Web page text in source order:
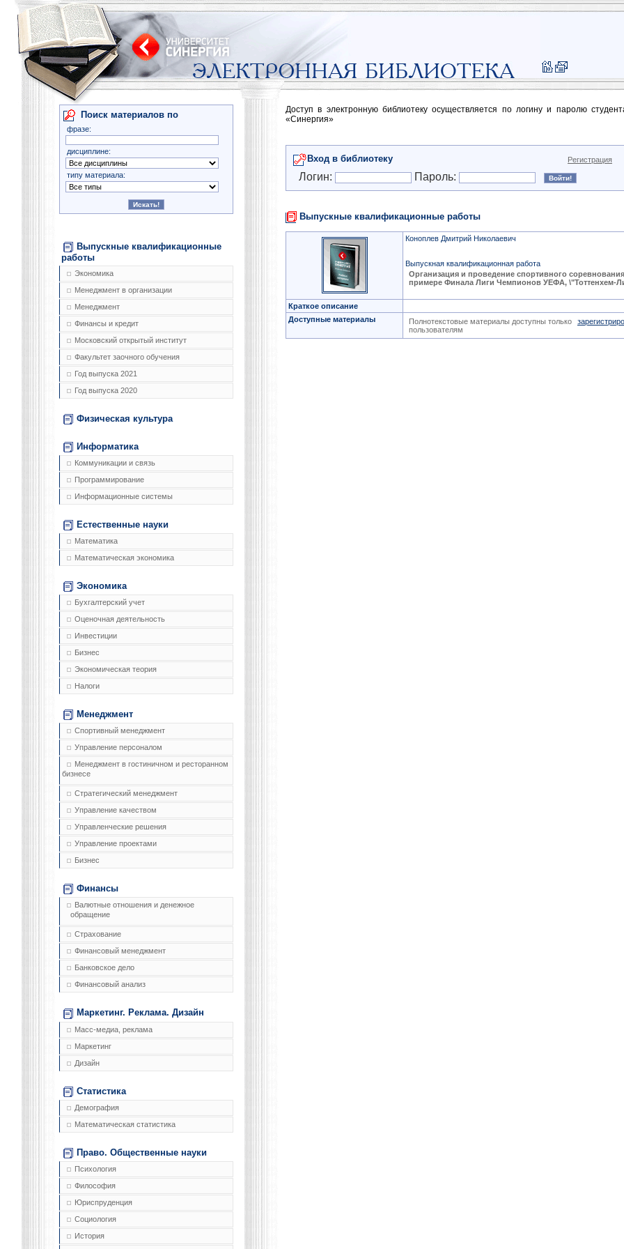
Поиск материалов по
фразе:
дисциплине:
типу материала:
Выпускные квалификационные
работы
Экономика
Менеджмент в организации
Менеджмент
Финансы и кредит
Московский открытый институт
Факультет заочного обучения
Год выпуска 2021
Год выпуска 2020
Физическая культура
Информатика
Коммуникации и связь
Программирование
Информационные системы
Естественные науки
Математика
Математическая экономика
Экономика
Бухгалтерский учет
Оценочная деятельность
Инвестиции
Бизнес
Экономическая теория
Налоги
Менеджмент
Спортивный менеджмент
Управление персоналом
Менеджмент в гостиничном и ресторанном
бизнесе
Стратегический менеджмент
Управление качеством
Управленческие решения
Управление проектами
Бизнес
Финансы
Валютные отношения и денежное
обращение
Страхование
Финансовый менеджмент
Банковское дело
Финансовый анализ
Маркетинг. Реклама. Дизайн
Масс-медиа, реклама
Маркетинг
Дизайн
Статистика
Демография
Математическая статистика
Право. Общественные науки
Психология
Философия
Юриспруденция
Социология
История
Доступ в электронную библиотеку осуществляется по логину и паролю
«Синергия»
Вход в библиотеку Регистрация
Логин: Пароль:
Выпускные квалификационные работы
Коноплев Дмитрий Николаевич
Выпускная квалификационная работа
Организация и проведение спортивного
примере Финала Лиги Чемпионов УЕФА, \"Тоттенхем-
Краткое описание
Доступные материалы
Полнотекстовые материалы доступны только
пользователям